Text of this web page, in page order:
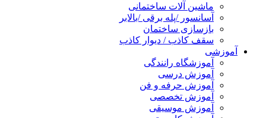
ماشین آلات ساختمانی
آسانسور /پله برقی /بالابر
بازسازی ساختمان
سقف کاذب / دیوار کاذب
آموزشی
آموزشگاه رانندگی
آموزش درسی
آموزش حرفه و فن
آموزش تخصصی
آموزش موسیقی